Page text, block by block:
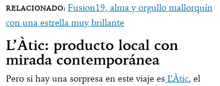
Fusion19, alma y orgullo mallorquín
con una estrella muy brillante
L’Àtic: producto local con
mirada contemporánea
Pero si hay una sorpresa en este viaje es L’Àtic, el